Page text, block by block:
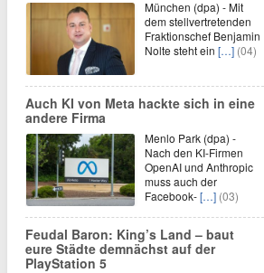
München (dpa) - Mit
dem stellvertretenden
Fraktionschef Benjamin
Nolte steht ein […] (04)
Auch KI von Meta hackte sich in eine
andere Firma
Menlo Park (dpa) -
Nach den KI-Firmen
OpenAI und Anthropic
muss auch der
Facebook-[…] (03)
Feudal Baron: King’s Land – baut
eure Städte demnächst auf der
PlayStation 5